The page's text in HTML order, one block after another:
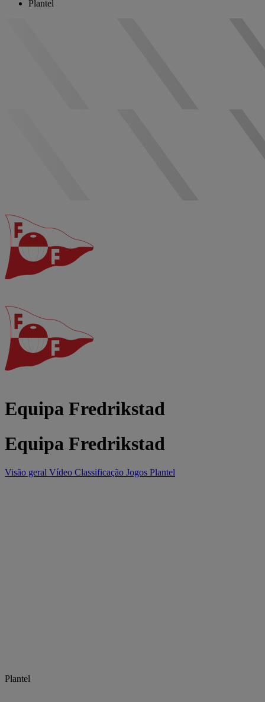
Plantel
Equipa Fredrikstad
Equipa Fredrikstad
Visão geral Vídeo Classificação Jogos Plantel
Plantel